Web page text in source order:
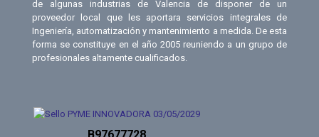
de algunas industrias de Valencia de disponer de un
proveedor local que les aportara servicios integrales de
Ingeniería, automatización y mantenimiento a medida. De esta
forma se constituye en el año 2005 reuniendo a un grupo de
profesionales altamente cualificados.